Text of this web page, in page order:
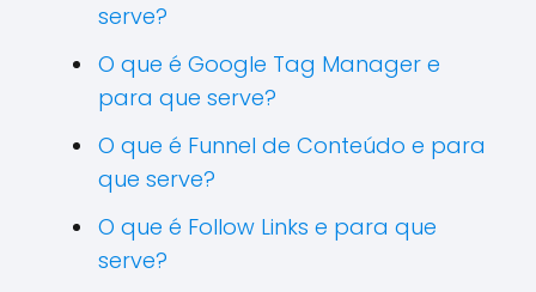
serve?
O que é Google Tag Manager e
para que serve?
O que é Funnel de Conteúdo e para
que serve?
O que é Follow Links e para que
serve?